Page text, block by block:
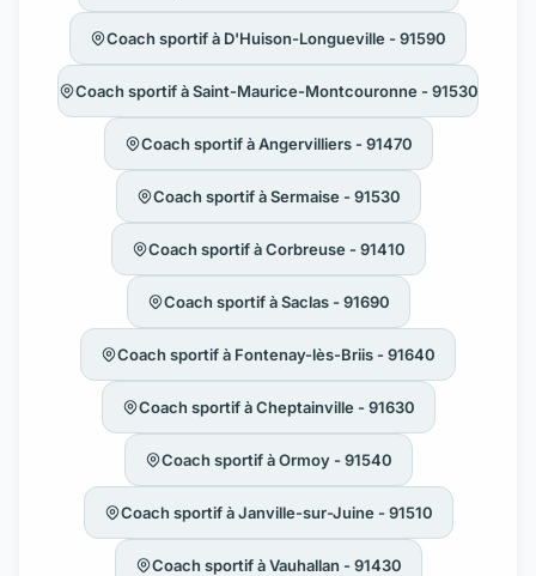
Coach sportif à D'Huison-Longueville - 91590
Coach sportif à Saint-Maurice-Montcouronne - 91530
Coach sportif à Angervilliers - 91470
Coach sportif à Sermaise - 91530
Coach sportif à Corbreuse - 91410
Coach sportif à Saclas - 91690
Coach sportif à Fontenay-lès-Briis - 91640
Coach sportif à Cheptainville - 91630
Coach sportif à Ormoy - 91540
Coach sportif à Janville-sur-Juine - 91510
Coach sportif à Vauhallan - 91430